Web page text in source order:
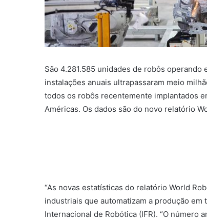
São 4.281.585 unidades de robôs operando
instalações anuais ultrapassaram meio
todos os robôs recentemente implantados
Américas. Os dados são do novo relatório
“As novas estatísticas do relatório World
industriais que automatizam a produção em
Internacional de Robótica (IFR). “O número